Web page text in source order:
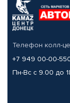
Телефон колл-
+7 949 00-00-
Пн-Вс с 9.00 до